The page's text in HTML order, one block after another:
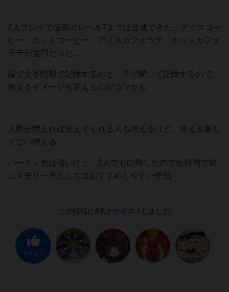
2人プレイで最高のレベル7までは達成できた。アイスコー
ヒー、ホットコーヒー、アイスカフェラテ、ホットカフェ
ラテが鬼門だった…
親で文字情報で記憶するのと、子で聞いて記憶するので、
覚えるイメージも変えるのがコツかも
人数が増えれば覚えてくれる人も増えるけど、覚える量も
すごい増える。
パーティ色は強いけど、2人でも白熱したので短時間で遊
ぶメモリー系としてはおすすめしやすい作品
この投稿に 4名がナイス！ しました
ナイス！